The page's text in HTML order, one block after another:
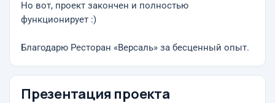
Но вот, проект закончен и полностью
функционирует :)
Благодарю Ресторан «Версаль» за бесценный опыт.
Презентация проекта